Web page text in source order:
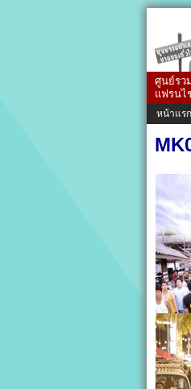
ศูนย์รว
แฟรนไ
หน้าแรก